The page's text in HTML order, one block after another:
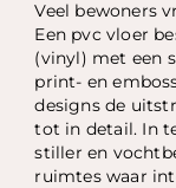
Veel bewoners
Een pvc vloer
(vinyl) met een
print- en
designs de
tot in detail. In
stiller en
ruimtes waar